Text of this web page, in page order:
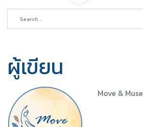
ผู้เขียน
Move & Muse